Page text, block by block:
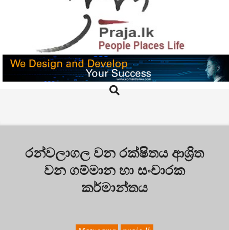
PRAJA.LK
Search
රන්වලාගල වන රක්ෂිතය ආශ්‍රිත
වන ගම්මාන හා සංචාරක
කර්මාන්තය